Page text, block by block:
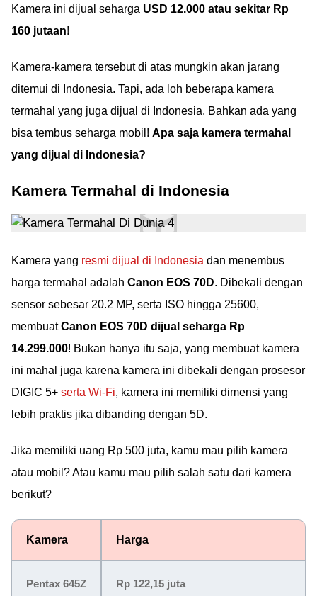
Kamera ini dijual seharga USD 12.000 atau sekitar Rp
160 jutaan!
Kamera-kamera tersebut di atas mungkin akan jarang
ditemui di Indonesia. Tapi, ada loh beberapa kamera
termahal yang juga dijual di Indonesia. Bahkan ada yang
bisa tembus seharga mobil! Apa saja kamera termahal
yang dijual di Indonesia?
Kamera Termahal di Indonesia
Kamera yang resmi dijual di Indonesia dan menembus
harga termahal adalah Canon EOS 70D. Dibekali dengan
sensor sebesar 20.2 MP, serta ISO hingga 25600,
membuatCanon EOS 70D dijual seharga Rp
14.299.000! Bukan hanya itu saja, yang membuat kamera
ini mahal juga karena kamera ini dibekali dengan prosesor
DIGIC 5+ serta Wi-Fi, kamera ini memiliki dimensi yang
lebih praktis jika dibanding dengan 5D.
Jika memiliki uang Rp 500 juta, kamu mau pilih kamera
atau mobil? Atau kamu mau pilih salah satu dari kamera
berikut?
Kamera Harga
Pentax 645Z Rp 122,15 juta